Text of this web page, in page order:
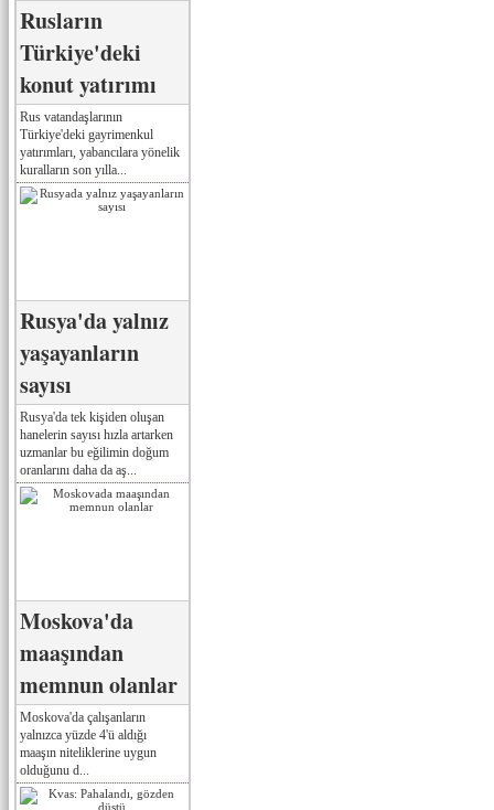
Rusların
Türkiye'deki
konut yatırımı
Rus vatandaşlarının
Türkiye'deki gayrimenkul
yatırımları, yabancılara yönelik
kuralların son yılla...
Rusya'da yalnız
yaşayanların
sayısı
Rusya'da tek kişiden oluşan
hanelerin sayısı hızla artarken
uzmanlar bu eğilimin doğum
oranlarını daha da aş...
Moskova'da
maaşından
memnun olanlar
Moskova'da çalışanların
yalnızca yüzde 4'ü aldığı
maaşın niteliklerine uygun
olduğunu d...